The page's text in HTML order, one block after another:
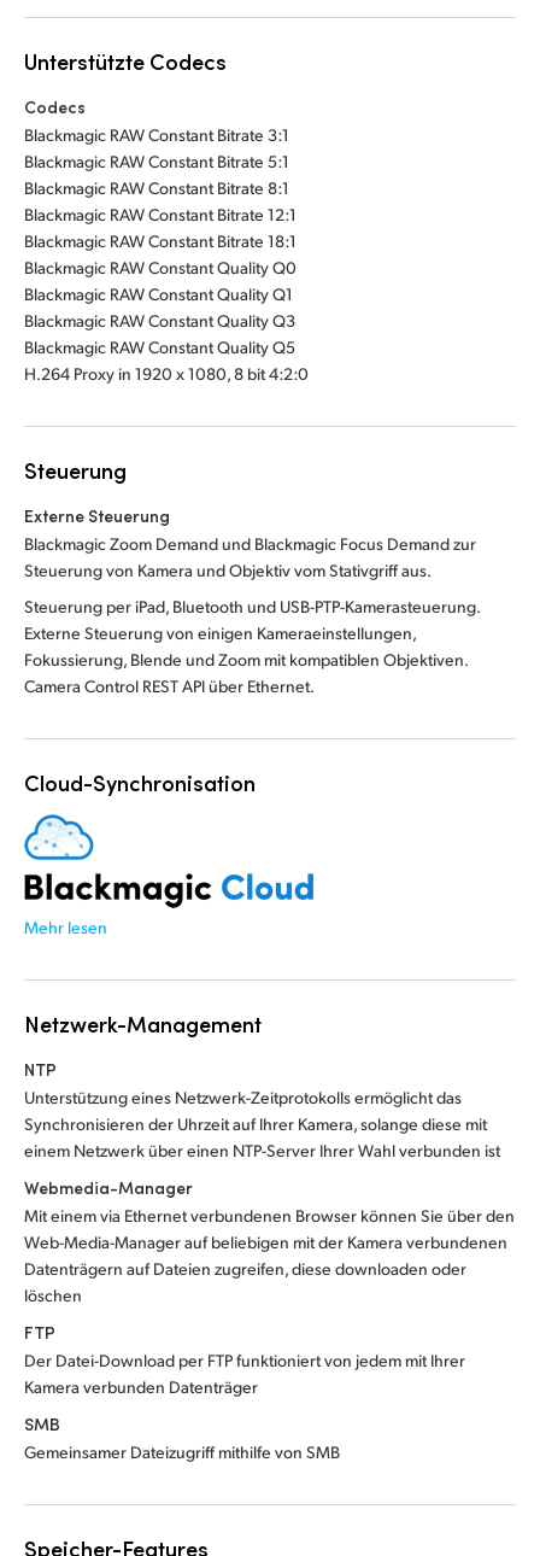
Unterstützte Codecs
Codecs
Blackmagic RAW Constant Bitrate 3:1
Blackmagic RAW Constant Bitrate 5:1
Blackmagic RAW Constant Bitrate 8:1
Blackmagic RAW Constant Bitrate 12:1
Blackmagic RAW Constant Bitrate 18:1
Blackmagic RAW Constant Quality Q0
Blackmagic RAW Constant Quality Q1
Blackmagic RAW Constant Quality Q3
Blackmagic RAW Constant Quality Q5
H.264 Proxy in 1920 x 1080, 8 bit 4:2:0
Steuerung
Externe Steuerung
Blackmagic Zoom Demand und Blackmagic Focus Demand zur
Steuerung von Kamera und Objektiv vom Stativgriff aus.
Steuerung per iPad, Bluetooth und USB-PTP-Kamerasteuerung.
Externe Steuerung von einigen Kameraeinstellungen,
Fokussierung, Blende und Zoom mit kompatiblen Objektiven.
Camera Control REST API über Ethernet.
Cloud-Synchronisation
Mehr lesen
Netzwerk-Management
NTP
Unterstützung eines Netzwerk-Zeitprotokolls ermöglicht das
Synchronisieren der Uhrzeit auf Ihrer Kamera, solange diese mit
einem Netzwerk über einen NTP-Server Ihrer Wahl verbunden ist
Webmedia-Manager
Mit einem via Ethernet verbundenen Browser können Sie über den
Web-Media-Manager auf beliebigen mit der Kamera verbundenen
Datenträgern auf Dateien zugreifen, diese downloaden oder
löschen
FTP
Der Datei-Download per FTP funktioniert von jedem mit Ihrer
Kamera verbunden Datenträger
SMB
Gemeinsamer Dateizugriff mithilfe von SMB
Speicher-Features